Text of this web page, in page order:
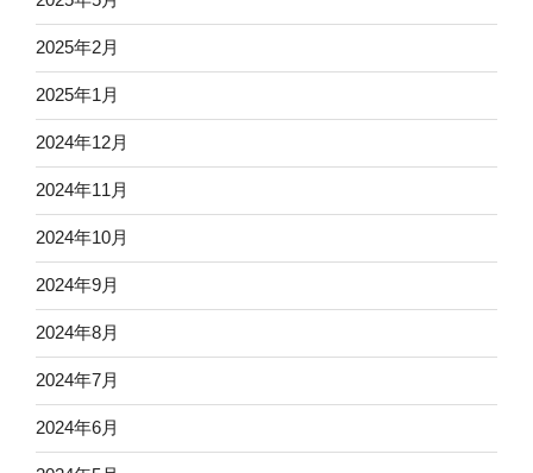
2025年2月
2025年1月
2024年12月
2024年11月
2024年10月
2024年9月
2024年8月
2024年7月
2024年6月